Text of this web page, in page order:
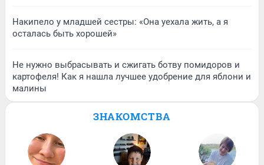
Накипело у младшей сестры: «Она уехала жить, а я
осталась быть хорошей»
Не нужно выбрасывать и сжигать ботву помидоров и
картофеля! Как я нашла лучшее удобрение для яблони и
малины
ЗНАКОМСТВА